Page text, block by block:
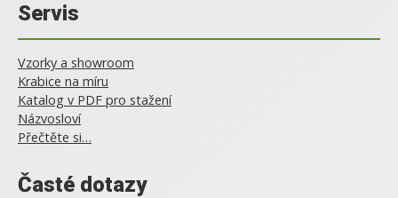
Servis
Vzorky a showroom
Krabice na míru
Katalog v PDF pro stažení
Názvosloví
Přečtěte si…
Časté dotazy